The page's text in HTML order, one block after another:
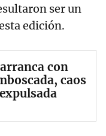
ser un
edición.
con
caos